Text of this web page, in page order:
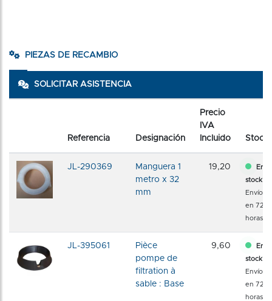
PIEZAS DE RECAMBIO
SOLICITAR ASISTENCIA
Referencia Designación
Precio
IVA
Incluido
Stock
JL-290369
Manguera 1
metro x 32
mm
19,20
En
stock
Envío
en 72
horas
JL-395061
Pièce
pompe de
filtration à
sable : Base
9,60
En
stock
Envío
en 72
horas